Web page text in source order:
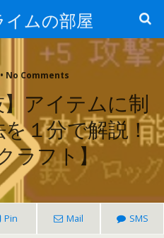
ムの部屋
No Comments
アイテムに制
１分で解説！
ラフト】
Pin Mail SMS